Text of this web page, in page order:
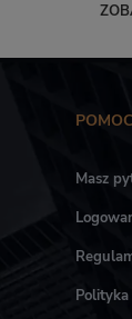
POMOC
Masz